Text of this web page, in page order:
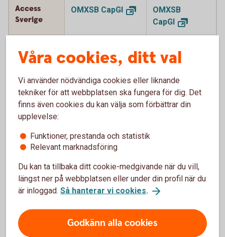
Access
Sverige
OMXSB CapGI
OMXSB
CapGI
(pdf)
Access
Japan
MSCI Japan Net
(pdf)
MSCI Japan
Net
Access
Access Mix
(aktiedel)
CapGI
CapGI
Access Mix
OMRX Bond
OMRX Bond
Våra cookies, ditt val
Vi använder nödvändiga cookies eller liknande
tekniker för att webbplatsen ska fungera för dig. Det
finns även cookies du kan välja som förbättrar din
upplevelse:
Funktioner, prestanda och statistik
Relevant marknadsföring
Du kan ta tillbaka ditt cookie-medgivande när du vill,
längst ner på webbplatsen eller under din profil när du
är inloggad. Så hanterar vi cookies.
Godkänn alla cookies